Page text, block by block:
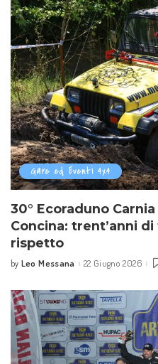
Gare ed Eventi 4x4
30° Ecoraduno
Concina: trent’anni
rispetto
Posted
by Leo Messana 22 Giugno 2026